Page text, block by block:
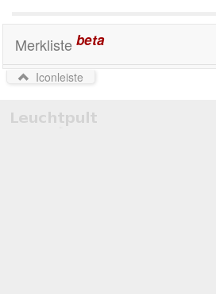
Merkliste beta
Iconleiste